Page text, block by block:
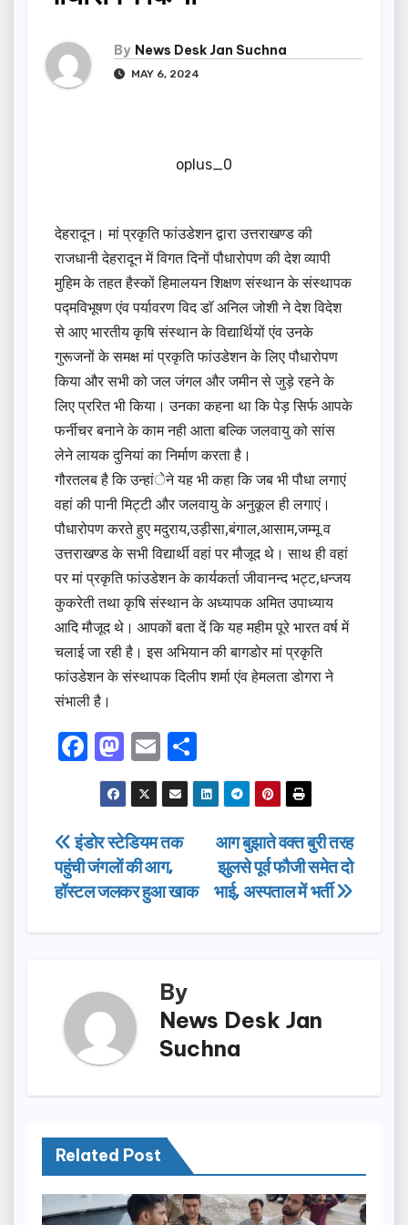
By News Desk Jan Suchna
MAY 6, 2024
oplus_0
देहरादून। मां प्रकृति फांउडेशन द्वारा उत्तराखण्ड की
राजधानी देहरादून में विगत दिनों पौधारोपण की देश व्यापी
मुहिम के तहत हैस्कों हिमालयन शिक्षण संस्थान के संस्थापक
पद्मविभूषण एंव पर्यावरण विद डाॅ अनिल जोशी ने देश विदेश
से आए भारतीय कृषि संस्थान के विद्यार्थियों एंव उनके
गुरूजनों के समक्ष मां प्रकृति फांउडेशन के लिए पौधारोपण
किया और सभी को जल जंगल और जमीन से जुड़े रहने के
लिए प्ररित भी किया। उनका कहना था कि पेड़ सिर्फ आपके
फर्नीचर बनाने के काम नही आता बल्कि जलवायु को सांस
लेने लायक दुनियां का निर्माण करता है।
गौरतलब है कि उन्हांेने यह भी कहा कि जब भी पौधा लगाएं
वहां की पानी मिट्टी और जलवायु के अनुकूल ही लगाएं।
पौधारोपण करते हुए मदुराय,उड़ीसा,बंगाल,आसाम,जम्मू व
उत्तराखण्ड के सभी विद्यार्थी वहां पर मौजूद थे। साथ ही वहां
पर मां प्रकृति फांउडेशन के कार्यकर्ता जीवानन्द भट्ट,धन्जय
कुकरेती तथा कृषि संस्थान के अध्यापक अमित उपाध्याय
आदि मौजूद थे। आपकों बता दें कि यह महीम पूरे भारत वर्ष में
चलाई जा रही है। इस अभियान की बागडोर मां प्रकृति
फांउडेशन के संस्थापक दिलीप शर्मा एंव हेमलता डोगरा ने
संभाली है।
F
a
c
e
b
o
M
a
st
o
d
o
E
m
ail
h
ar
Post
navigation
आग बुझाते वक्त बुरी तरह
झुलसे पूर्व फौजी समेत दो
भाई, अस्पताल में भर्ती
इंडोर स्टेडियम तक
पहुंची जंगलों की आग,
हॉस्टल जलकर हुआ खाक
By
News Desk Jan
Suchna
Related Post